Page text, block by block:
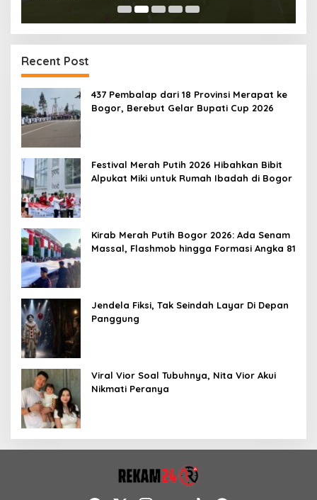
Recent Post
437 Pembalap dari 18 Provinsi Merapat ke
Bogor, Berebut Gelar Bupati Cup 2026
Festival Merah Putih 2026 Hibahkan Bibit
Alpukat Miki untuk Rumah Ibadah di Bogor
Kirab Merah Putih Bogor 2026: Ada Senam
Massal, Flashmob hingga Formasi Angka 81
Jendela Fiksi, Tak Seindah Layar Di Depan
Panggung
Viral Vior Soal Tubuhnya, Nita Vior Akui
Nikmati Peranya